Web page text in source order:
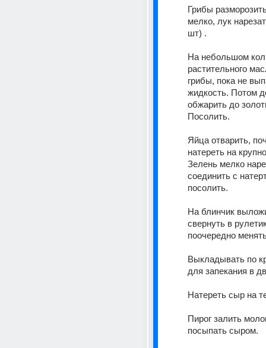
Грибы
мелко, лук
шт) .
На небольшом
растительного
грибы, пока не
жидкость. Потом
обжарить до
Посолить.
Яйца отварить,
натереть на
Зелень мелко
соединить с
посолить.
На блинчик
свернуть в
поочередно
Выкладывать по
для запекания в
Натереть сыр на
Пирог залить
посыпать сыром.